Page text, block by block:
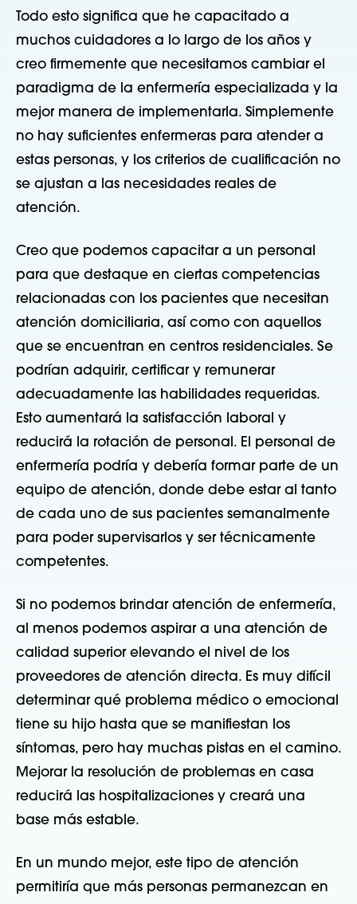
Todo esto significa que he capacitado a
muchos cuidadores a lo largo de los años y
creo firmemente que necesitamos cambiar el
paradigma de la enfermería especializada y la
mejor manera de implementarla. Simplemente
no hay suficientes enfermeras para atender a
estas personas, y los criterios de cualificación no
se ajustan a las necesidades reales de
atención.
Creo que podemos capacitar a un personal
para que destaque en ciertas competencias
relacionadas con los pacientes que necesitan
atención domiciliaria, así como con aquellos
que se encuentran en centros residenciales. Se
podrían adquirir, certificar y remunerar
adecuadamente las habilidades requeridas.
Esto aumentará la satisfacción laboral y
reducirá la rotación de personal. El personal de
enfermería podría y debería formar parte de un
equipo de atención, donde debe estar al tanto
de cada uno de sus pacientes semanalmente
para poder supervisarlos y ser técnicamente
competentes.
Si no podemos brindar atención de enfermería,
al menos podemos aspirar a una atención de
calidad superior elevando el nivel de los
proveedores de atención directa. Es muy difícil
determinar qué problema médico o emocional
tiene su hijo hasta que se manifiestan los
síntomas, pero hay muchas pistas en el camino.
Mejorar la resolución de problemas en casa
reducirá las hospitalizaciones y creará una
base más estable.
En un mundo mejor, este tipo de atención
permitiría que más personas permanezcan en